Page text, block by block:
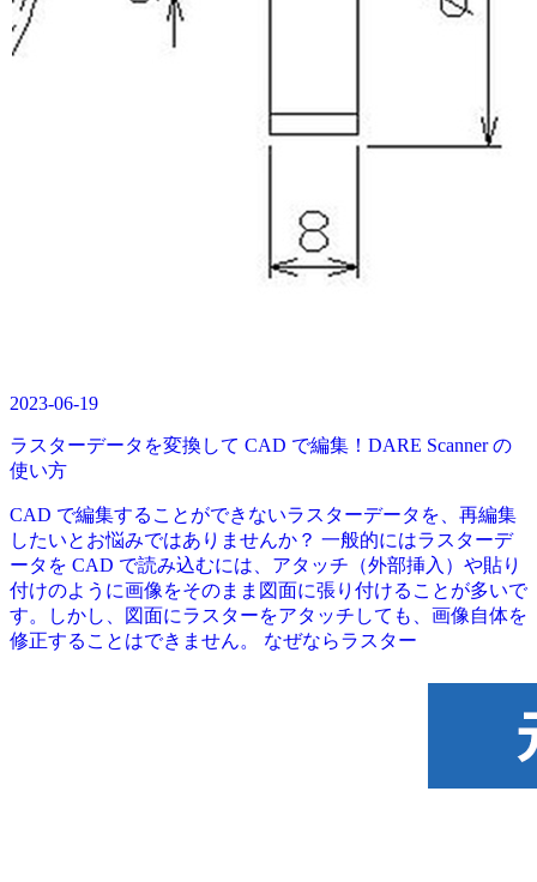
2023-06-19
ラスターデータを変換して CAD で編集！DARE Scanner の
使い方
CAD で編集することができないラスターデータを、再編集
したいとお悩みではありませんか？ 一般的にはラスターデ
ータを CAD で読み込むには、アタッチ（外部挿入）や貼り
付けのように画像をそのまま図面に張り付けることが多いで
す。しかし、図面にラスターをアタッチしても、画像自体を
修正することはできません。 なぜならラスター